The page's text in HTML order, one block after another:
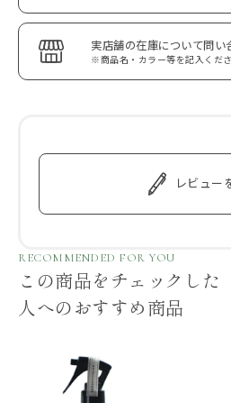
実店舗の在庫について問い
※商品名・カラー等を記入くだ
レビュー
RECOMMENDED FOR YOU
この商品をチェックした
人へのおすすめ商品